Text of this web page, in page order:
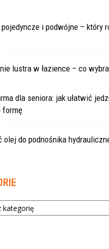
pojedyncze i podwójne – który
lustra w łazience – co
dla seniora: jak ułatwić
formę
olej do podnośnika